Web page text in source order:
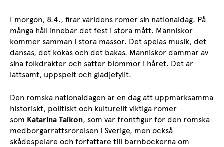
I morgon, 8.4., firar världens romer sin nationaldag. På
många håll innebär det fest i stora mått. Människor
kommer samman i stora massor. Det spelas musik, det
dansas, det kokas och det bakas. Människor dammar av
sina folkdräkter och sätter blommor i håret. Det är
lättsamt, uppspelt och glädjefyllt.
Den romska nationaldagen är en dag att uppmärksamma
historiskt, politiskt och kulturellt viktiga romer
som Katarina Taikon, som var frontfigur för den romska
medborgarrättsrörelsen i Sverige, men också
skådespelare och författare till barnböckerna om